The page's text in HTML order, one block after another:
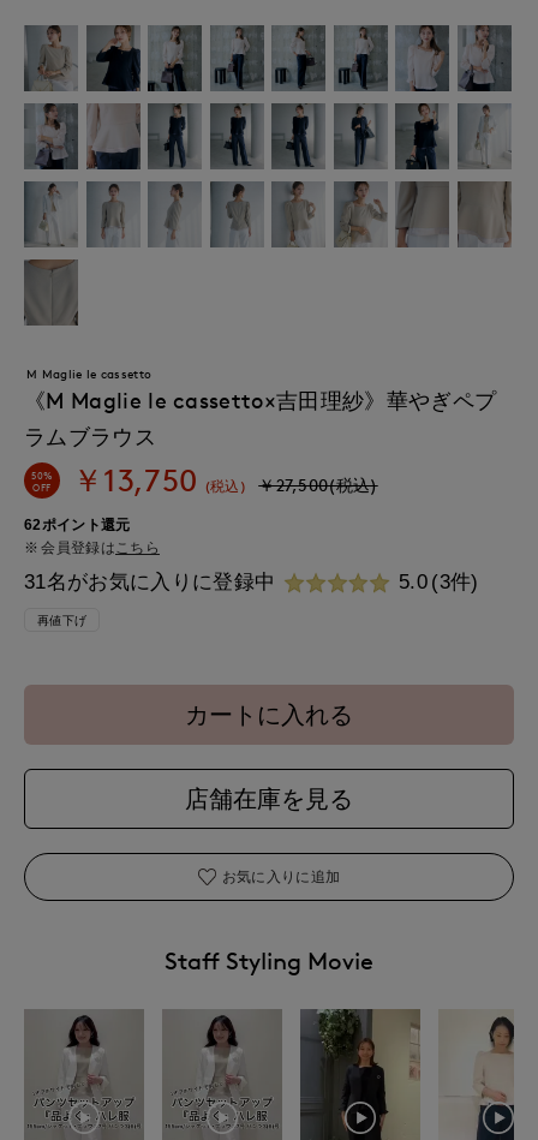
M Maglie le cassetto
《M Maglie le cassetto×吉田理紗》華やぎペプ
ラムブラウス
50%
OFF
￥13,750 (税込) ￥27,500(税込)
62ポイント還元
会員登録は こちら
31名がお気に入りに登録中 5.0 (3件)
再値下げ
カートに入れる
店舗在庫を見る
お気に入りに追加
Staff Styling Movie